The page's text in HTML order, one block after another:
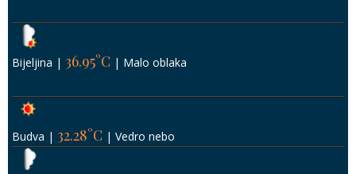
Bijeljina | 36.95°C | Malo oblaka
Budva | 32.28°C | Vedro nebo